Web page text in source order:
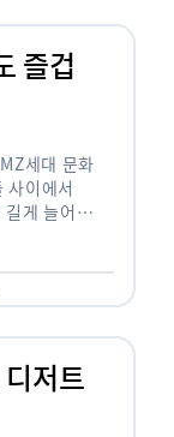
즐겁
세대 문화
사이에서
길게 늘어서
저트